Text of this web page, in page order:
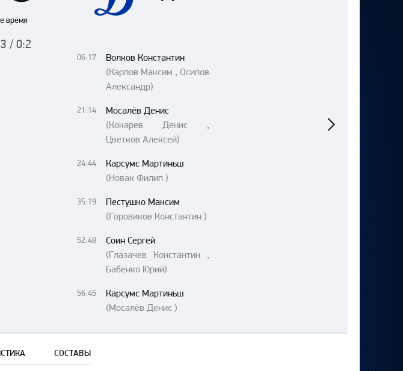
время
/ 0:2
06:17
Волков Константин
(Карпов Максим , Осипов
Александр)
21:14
Мосалёв Денис
(Кокарев Денис ,
Цветков Алексей)
24:44
Карсумс Мартиньш
(Новак Филип )
35:19
Пестушко Максим
(Горовиков Константин )
52:48
Соин Сергей
(Глазачев Константин ,
Бабенко Юрий)
56:45
Карсумс Мартиньш
(Мосалёв Денис )
матч
СОСТАВЫ